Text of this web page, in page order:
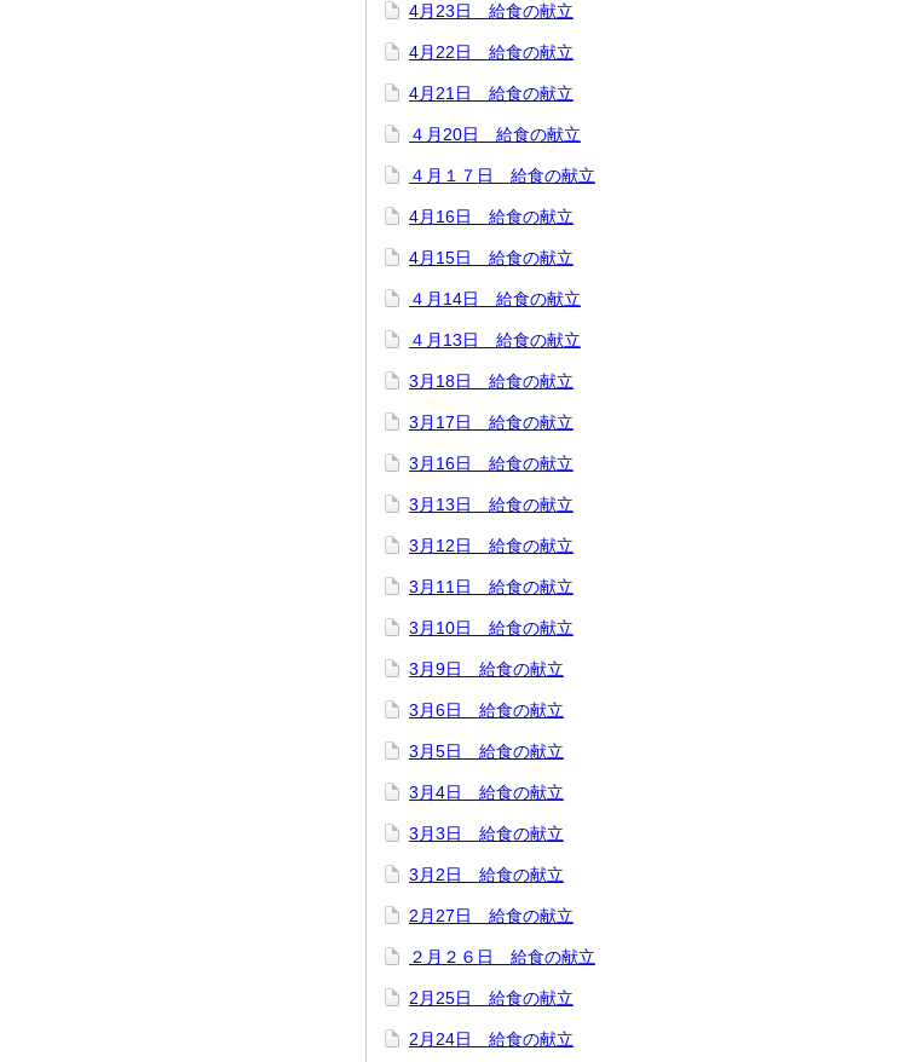
4月23日 給食の献立
4月22日 給食の献立
4月21日 給食の献立
４月20日 給食の献立
４月１７日 給食の献立
4月16日 給食の献立
4月15日 給食の献立
４月14日 給食の献立
４月13日 給食の献立
3月18日 給食の献立
3月17日 給食の献立
3月16日 給食の献立
3月13日 給食の献立
3月12日 給食の献立
3月11日 給食の献立
3月10日 給食の献立
3月9日 給食の献立
3月6日 給食の献立
3月5日 給食の献立
3月4日 給食の献立
3月3日 給食の献立
3月2日 給食の献立
2月27日 給食の献立
２月２６日 給食の献立
2月25日 給食の献立
2月24日 給食の献立